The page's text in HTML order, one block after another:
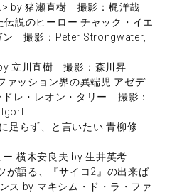
> by 猪瀬直樹 撮影：梶洋哉
説のヒーロー チャック・イエ
ン 撮影：Peter Strongwater,
立川直樹 撮影：森川昇
ァッション界の異端児 アゼデ
ドレ・レオン・タリー 撮影：
足らず、と言いたい 青柳修
横木安良夫 by 生井英考
が語る、『サイコ2』の出来ば
ス by マキシム・ド・ラ・ファ